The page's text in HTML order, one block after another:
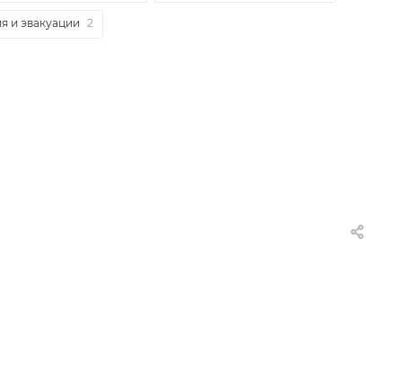
и эвакуации 2